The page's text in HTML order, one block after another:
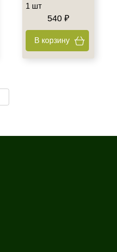
1 шт
540 ₽
В корзину